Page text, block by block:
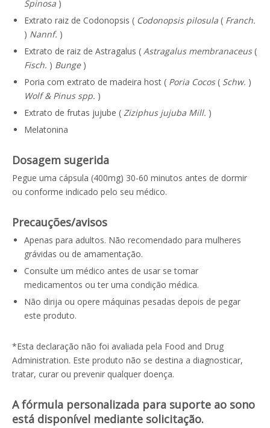
Spinosa )
Extrato raiz de Codonopsis ( Codonopsis pilosula ( Franch.
) Nannf. )
Extrato de raiz de Astragalus ( Astragalus membranaceus(
Fisch. ) Bunge )
Poria com extrato de madeira host ( Poria Cocos( Schw. )
Wolf & Pinus spp. )
Extrato de frutas jujube ( Ziziphus jujuba Mill. )
Melatonina
Dosagem sugerida
Pegue uma cápsula (400mg) 30-60 minutos antes de dormir
ou conforme indicado pelo seu médico.
Precauções/avisos
Apenas para adultos. Não recomendado para mulheres
grávidas ou de amamentação.
Consulte um médico antes de usar se tomar
medicamentos ou ter uma condição médica.
Não dirija ou opere máquinas pesadas depois de pegar
este produto.
*Esta declaração não foi avaliada pela Food and Drug
Administration. Este produto não se destina a diagnosticar,
tratar, curar ou prevenir qualquer doença.
A fórmula personalizada para suporte ao sono
está disponível mediante solicitação.